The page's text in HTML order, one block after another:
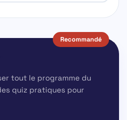
Recommandé
tout le programme du
quiz pratiques pour